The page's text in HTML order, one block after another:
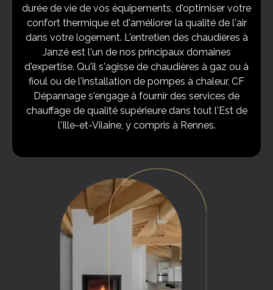
durée de vie de vos équipements, d'optimiser votre
confort thermique et d'améliorer la qualité de l'air
dans votre logement. L'entretien des chaudières à
Janzé est l'un de nos principaux domaines
d'expertise. Qu'il s'agisse de chaudières à gaz ou à
fioul ou de l'installation de pompes à chaleur, CF
Dépannage s'engage à fournir des services de
chauffage de qualité supérieure dans tout l'Est de
l'Ille-et-Vilaine, y compris à Rennes.